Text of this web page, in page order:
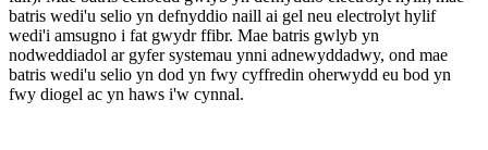
batris wedi'u selio yn defnyddio naill ai gel neu electrolyt hylif
wedi'i amsugno i fat gwydr ffibr. Mae batris gwlyb yn
nodweddiadol ar gyfer systemau ynni adnewyddadwy, ond mae
batris wedi'u selio yn dod yn fwy cyffredin oherwydd eu bod yn
fwy diogel ac yn haws i'w cynnal.